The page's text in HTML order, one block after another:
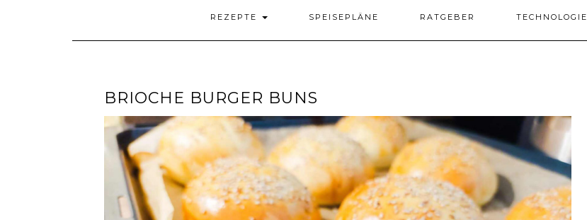
REZEPTE SPEISEPLÄNE RATGEBER TECHNOLOGIE
BRIOCHE BURGER BUNS